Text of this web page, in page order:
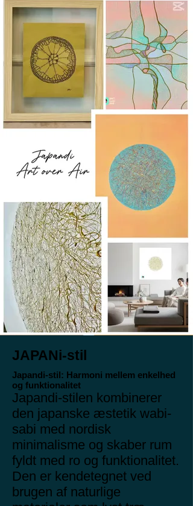
JAPANi-stil
Japandi-stil: Harmoni mellem enkelhed
og funktionalitet
Japandi-stilen kombinerer
den japanske æstetik wabi-
sabi med nordisk
minimalisme og skaber rum
fyldt med ro og funktionalitet.
Den er kendetegnet ved
brugen af naturlige